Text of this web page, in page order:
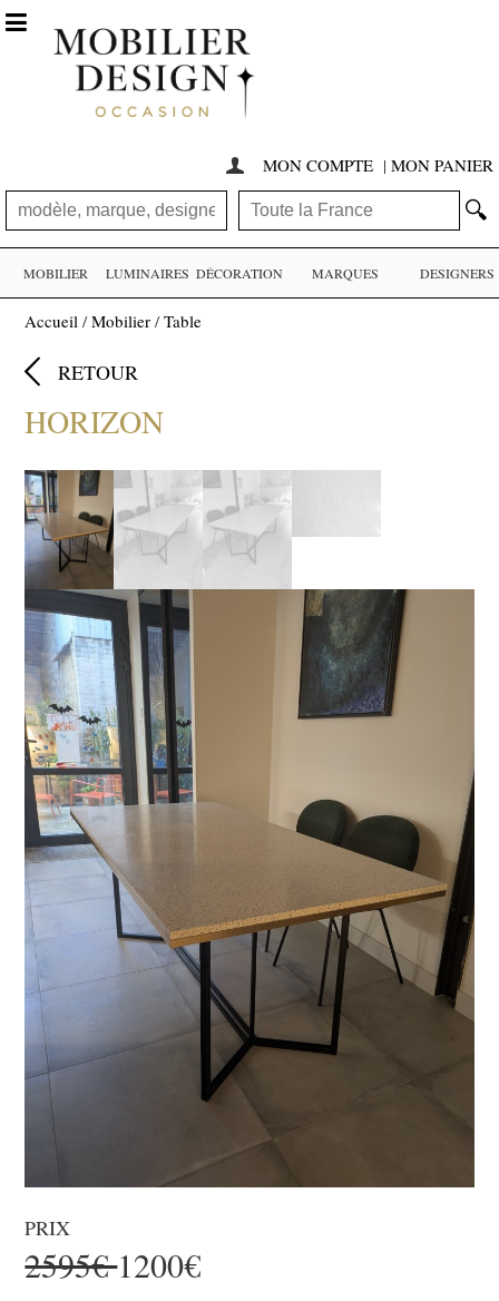
 MON COMPTE | MON PANIER
🔍

MOBILIER LUMINAIRES DÉCORATION MARQUES DESIGNERS
Accueil /Mobilier /Table
 RETOUR
HORIZON
PRIX
2595€1200€